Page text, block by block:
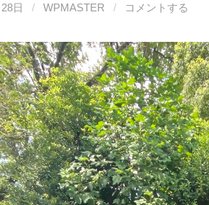
日 / WPMASTER / コメントする